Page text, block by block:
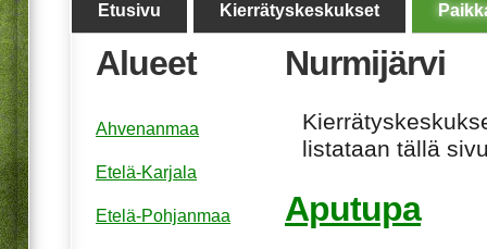
Etusivu Kierrätyskeskukset
Nurmijärvi
listataan tällä
Aputupa
Alueet
Ahvenanmaa
Etelä-Karjala
Etelä-Pohjanmaa